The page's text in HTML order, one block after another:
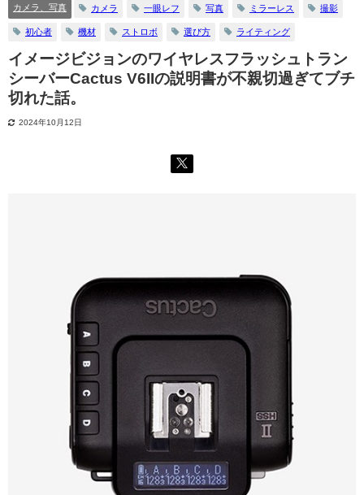
カメラ、写真 カメラ 一眼レフ 写真 ミラーレス 撮影
初心者 機材 ストロボ 選び方 ライティング
イメージビジョンのワイヤレスフラッシュトラン
シーバーCactus V6IIの説明書が不親切過ぎてブチ
切れた話。
2024年10月12日